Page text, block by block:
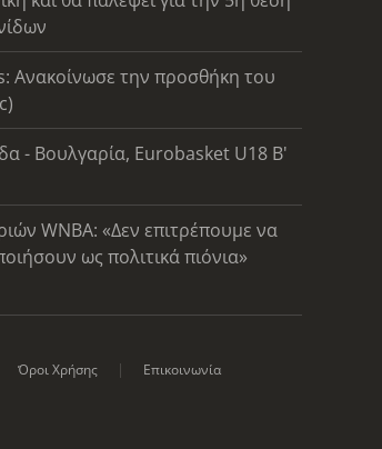
Ανακοίνωσε την προσθήκη του
- Βουλγαρία, Eurobasket U18 Β'
WNBA: «Δεν επιτρέπουμε να
ως πολιτικά πιόνια»
Όροι Χρήσης Επικοινωνία